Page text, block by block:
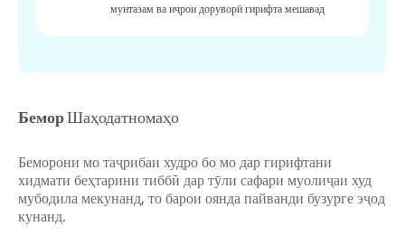
мунтазам ва иҷрои доруворӣ гирифта мешавад
БеморШаҳодатномаҳо
Беморони мо таҷрибаи худро бо мо дар гирифтани
хидмати беҳтарини тиббӣ дар тӯли сафари муолиҷаи худ
мубодила мекунанд, то барои оянда пайванди бузурге эҷод
кунанд.